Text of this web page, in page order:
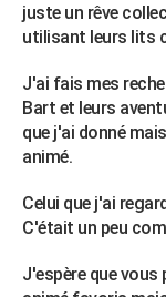
Art de vivre
Bien-être
Loisirs
Mode
Modes de vie
SANTE
Destinations
City break
Voyage nature
Voyage de noces
Forum
Climat
+PHOTO
GUIDES D'ACHAT
BONS PLANS
CARTE DE VOEUX
Carte de Noël
Carte Bonne année
Carte Saint-Valentin
Carte Pâques
Carte d'anniversaire
DICTIONNAIRE
juste un rêve
utilisant leurs lits
J'ai fais mes
Bart et leurs
que j'ai donné
animé.
Celui que j'ai
C'était un peu
J'espère que